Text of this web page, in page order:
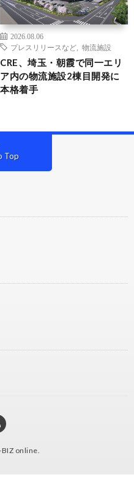
2026.08.06
プレスリリースなど
物流施設
CRE、埼玉・朝霞で同一エリ
ア内の物流施設2棟目開発に
本格着手
Top
BIZ online.